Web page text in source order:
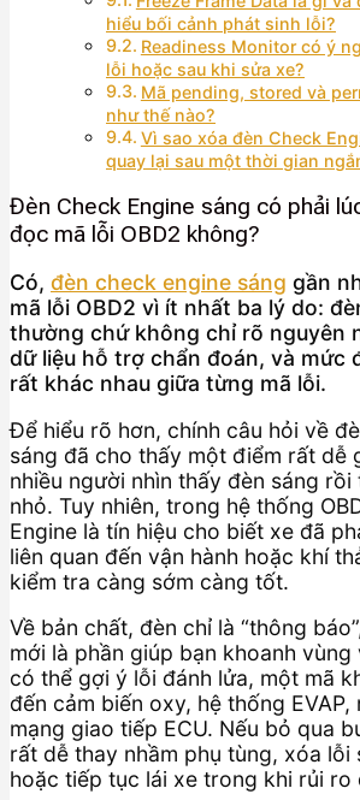
hiểu bối cảnh phát sinh lỗi?
Readiness Monitor có ý
lỗi hoặc sau khi sửa xe?
Mã pending, stored và
như thế nào?
Vì sao xóa đèn Check
quay lại sau một thời gian
Đèn Check Engine sáng có phải
đọc mã lỗi OBD2 không?
Có, đèn check engine sáng gần
mã lỗi OBD2 vì ít nhất ba lý do:
thường chứ không chỉ rõ nguyên
dữ liệu hỗ trợ chẩn đoán, và mức
rất khác nhau giữa từng mã lỗi.
Để hiểu rõ hơn, chính câu hỏi về
sáng đã cho thấy một điểm rất dễ
nhiều người nhìn thấy đèn sáng
nhỏ. Tuy nhiên, trong hệ thống
Engine là tín hiệu cho biết xe đã
liên quan đến vận hành hoặc khí
kiểm tra càng sớm càng tốt.
Về bản chất, đèn chỉ là “thông
mới là phần giúp bạn khoanh vùng
có thể gợi ý lỗi đánh lửa, một mã
đến cảm biến oxy, hệ thống EVAP,
mạng giao tiếp ECU. Nếu bỏ qua
rất dễ thay nhầm phụ tùng, xóa lỗi
hoặc tiếp tục lái xe trong khi rủi ro